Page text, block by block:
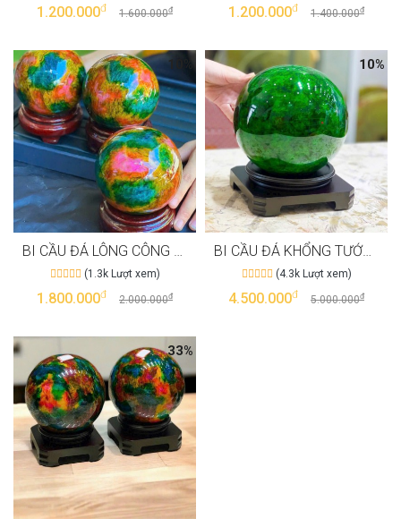
1.200.000đ 1.600.000đ 1.200.000đ 1.400.000đ
10%
BI CẦU ĐÁ LÔNG CÔNG 10CM MANG Ý NGHĨA SỨC SỐNG, NUÔI DƯỠNG
(1.3k Lượt xem)
1.800.000đ 2.000.000đ
10%
BI CẦU ĐÁ KHỔNG TƯỚC SERPENTINE TƯỢNG TRƯNG CHO SỨC SỐNG NGANG 20CM
(4.3k Lượt xem)
4.500.000đ 5.000.000đ
33%